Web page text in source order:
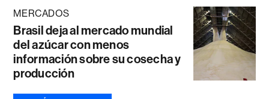
MERCADOS
Brasil deja al mercado mundial
del azúcar con menos
información sobre su cosecha y
producción